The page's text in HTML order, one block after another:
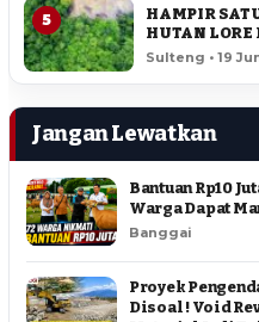
5
HAMPIR
HUTAN
HEKTAR
Sulteng • 19
Jangan Lewatkan
Bantuan Rp10
Warga Dapat
Banggai
Proyek
Disoal ! Void